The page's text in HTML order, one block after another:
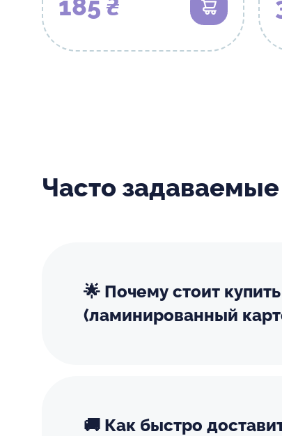
185 ₴ В корзину
Часто
🌟 Почему стоит
(ламинированный
🚚 Как быстро